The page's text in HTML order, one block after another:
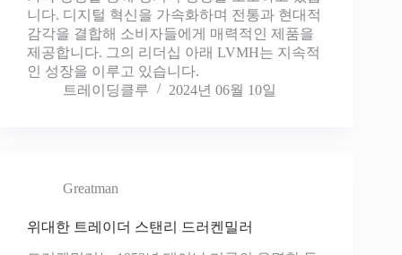
니다. 디지털 혁신을 가속화하며 전통과 현대적
감각을 결합해 소비자들에게 매력적인 제품을
제공합니다. 그의 리더십 아래 LVMH는 지속적
인 성장을 이루고 있습니다.
트레이딩클루
2024년 06월 10일
Greatman
위대한 트레이더 스탠리 드러켄밀러